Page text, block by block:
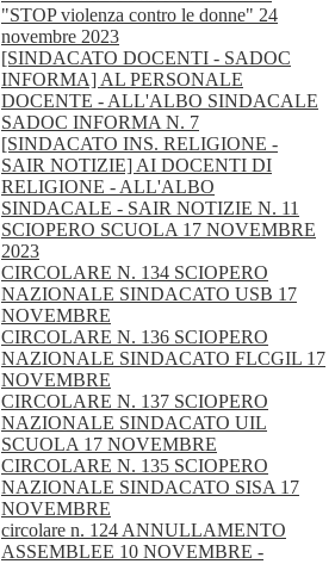
"STOP violenza contro le donne" 24
novembre 2023
[SINDACATO DOCENTI - SADOC
INFORMA] AL PERSONALE
DOCENTE - ALL'ALBO SINDACALE
SADOC INFORMA N. 7
[SINDACATO INS. RELIGIONE -
SAIR NOTIZIE] AI DOCENTI DI
RELIGIONE - ALL'ALBO
SINDACALE - SAIR NOTIZIE N. 11
SCIOPERO SCUOLA 17 NOVEMBRE
2023
CIRCOLARE N. 134 SCIOPERO
NAZIONALE SINDACATO USB 17
NOVEMBRE
CIRCOLARE N. 136 SCIOPERO
NAZIONALE SINDACATO FLCGIL 17
NOVEMBRE
CIRCOLARE N. 137 SCIOPERO
NAZIONALE SINDACATO UIL
SCUOLA 17 NOVEMBRE
CIRCOLARE N. 135 SCIOPERO
NAZIONALE SINDACATO SISA 17
NOVEMBRE
circolare n. 124 ANNULLAMENTO
ASSEMBLEE 10 NOVEMBRE -